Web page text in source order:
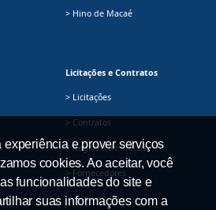
> Hino de Macaé
Licitações e Contratos
> Licitações
> Contratos
> Registro de Preços
> Fornecedores
experiência e prover serviços
cookies. Ao aceitar, você
funcionalidades do site e
suas informações com a